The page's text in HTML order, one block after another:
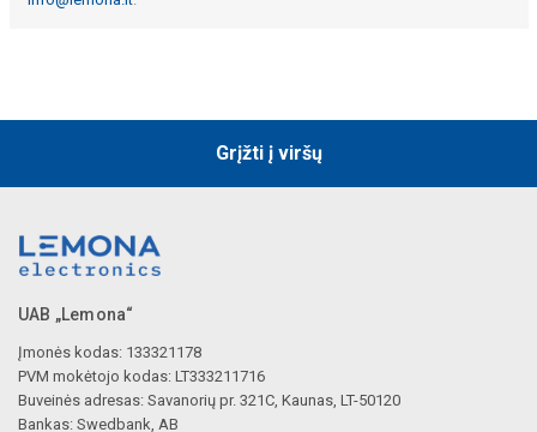
Grįžti į viršų
UAB „Lemona“
Įmonės kodas: 133321178
PVM mokėtojo kodas: LT333211716
Buveinės adresas: Savanorių pr. 321C, Kaunas, LT-50120
Bankas: Swedbank, AB